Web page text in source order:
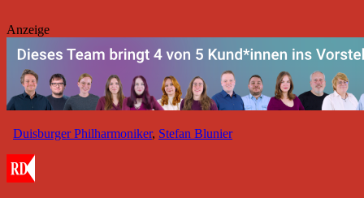
Anzeige
Duisburger Philharmoniker, Stefan Blunier